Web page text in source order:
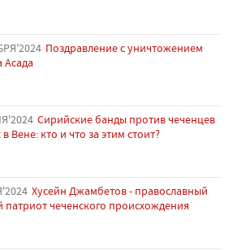
Поздравление с уничтожением
Сирийские банды против чеченцев
Вене: кто и что за этим стоит?
Хусейн Джамбетов - православный
патриот чеченского происхождения